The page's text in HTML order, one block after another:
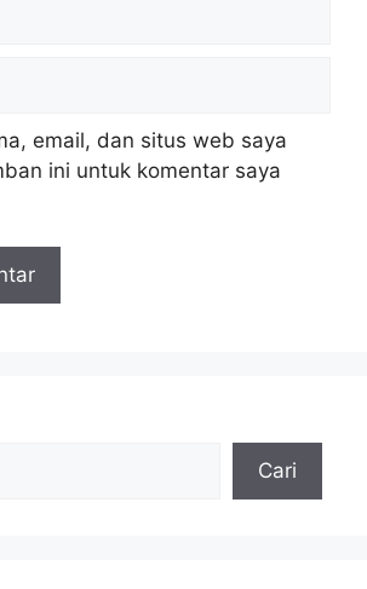
email, dan situs web saya
ini untuk komentar saya
Cari